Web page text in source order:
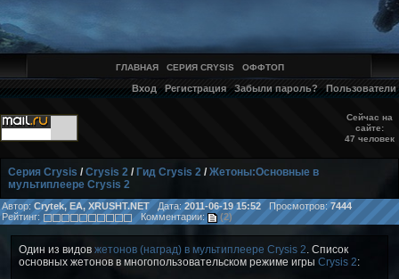
ГЛАВНАЯ СЕРИЯ CRYSIS ОФФТОП
Вход Регистрация Забыли пароль? Пользователи
Сейчас на
сайте:
47 человек
Серия Crysis /Crysis 2 / Гид Crysis 2 /Жетоны:Основные в
мультиплеере Crysis 2
Автор: Crytek, EA, XRUSHT.NETДата:2011-06-19 15:52Просмотров:7444
Рейтинг:
Комментарии: (2)
Один из видов жетонов (наград) в мультиплеере Crysis 2 . Список
основных жетонов в многопользовательском режиме игры Crysis 2: